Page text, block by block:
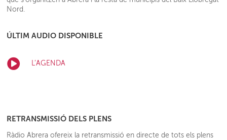
Nord.
ÚLTIM AUDIO DISPONIBLE
L’AGENDA
RETRANSMISSIÓ DELS PLENS
Ràdio Abrera ofereix la retransmissió en directe de tots els plens